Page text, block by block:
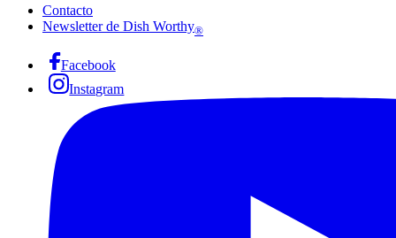
Contacto
Newsletter de Dish Worthy®
Facebook
Instagram